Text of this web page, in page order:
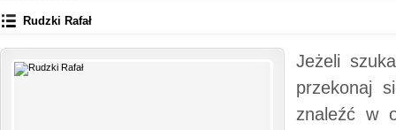
Rudzki Rafał
Jeżeli
przekonaj
znaleźć w